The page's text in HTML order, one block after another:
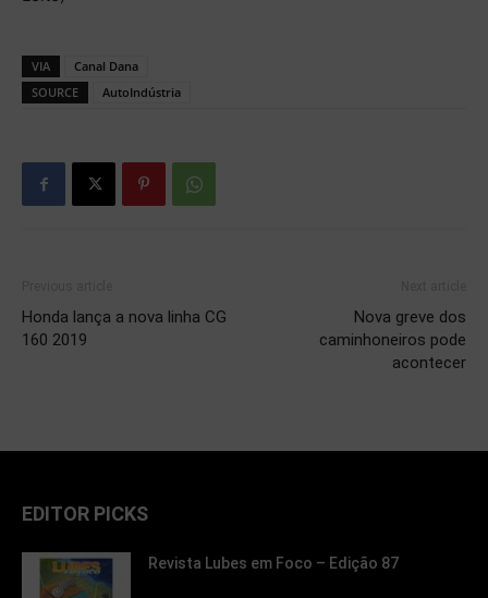
VIA
Canal Dana
SOURCE
AutoIndústria
Honda lança a nova linha CG
160 2019
Nova greve dos
caminhoneiros pode
acontecer
EDITOR PICKS
Revista Lubes em Foco – Edição 87